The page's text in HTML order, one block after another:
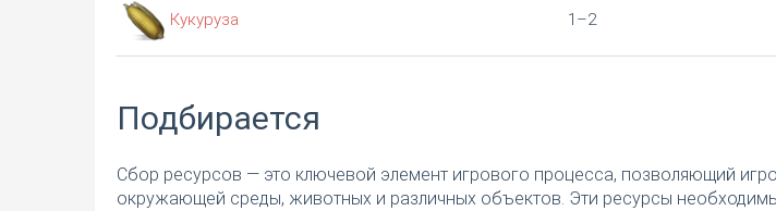
Кукуруза 1–2
Подбирается
Сбор ресурсов — это ключевой элемент игрового процесса, позволяющий
окружающей среды, животных и различных объектов. Эти ресурсы необходимы